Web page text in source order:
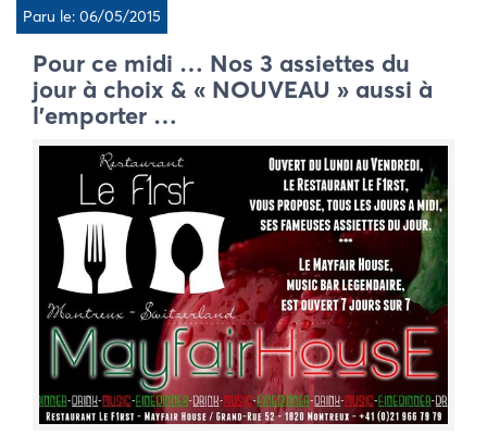
Paru le: 06/05/2015
Pour ce midi … Nos 3 assiettes du
jour à choix & « NOUVEAU » aussi à
l’emporter …